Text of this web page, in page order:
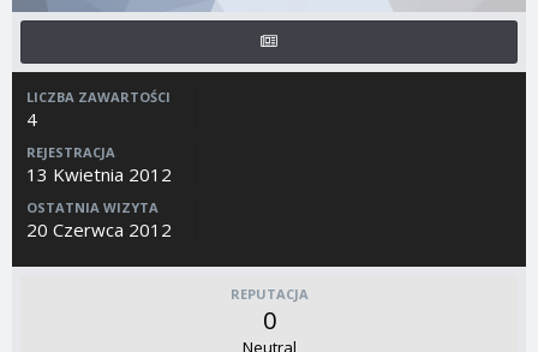
LICZBA ZAWARTOŚCI
4
REJESTRACJA
13 Kwietnia 2012
OSTATNIA WIZYTA
20 Czerwca 2012
REPUTACJA
0
Neutral